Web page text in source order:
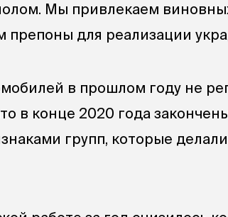
Мы привлекаем
препоны для реализации
в прошлом году не
в конце 2020 года
групп, которые